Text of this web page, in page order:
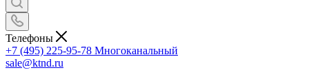
Телефоны
+7 (495) 225-95-78 Многоканальный
sale@ktnd.ru